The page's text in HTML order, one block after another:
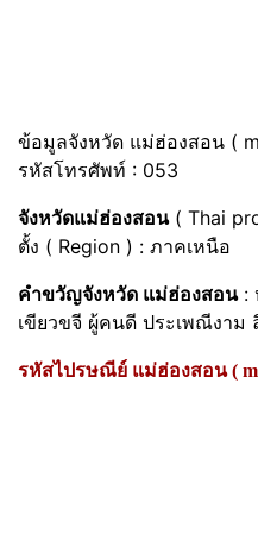
ข้อมูลจังหวัด แม่ฮ่องสอน (
รหัสโทรศัพท์ : 053
จังหวัดแม่ฮ่องสอน( Thai
ตั้ง ( Region ) : ภาคเหนือ
คำขวัญจังหวัด แม่ฮ่องสอน:
เขียวขจี ผู้คนดี ประเพณีงาม
รหัสไปรษณีย์ แม่ฮ่องสอน (